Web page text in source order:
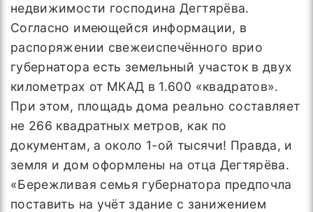
недвижимости господина Дегтярёва.
Согласно имеющейся информации, в
распоряжении свежеиспечённого врио
губернатора есть земельный участок в двух
километрах от МКАД в 1.600 «квадратов».
При этом, площадь дома реально составляет
не 266 квадратных метров, как по
документам, а около 1-ой тысячи! Правда, и
земля и дом оформлены на отца Дегтярёва.
«Бережливая семья губернатора предпочла
поставить на учёт здание с занижением